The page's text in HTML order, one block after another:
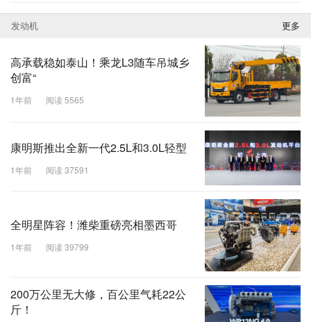
发动机 更多
高承载稳如泰山！乘龙L3随车吊城乡
创富“
1年前 阅读 5565
康明斯推出全新一代2.5L和3.0L轻型
1年前 阅读 37591
全明星阵容！潍柴重磅亮相墨西哥
1年前 阅读 39799
200万公里无大修，百公里气耗22公
斤！